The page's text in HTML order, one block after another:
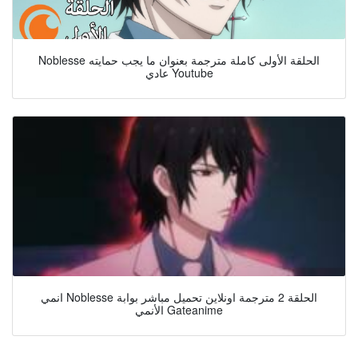
Noblesse الحلقة الأولى كاملة مترجمة بعنوان ما يجب حمايته
عادي Youtube
انمي Noblesse الحلقة 2 مترجمة اونلاين تحميل مباشر بوابة
الأنمي Gateanime